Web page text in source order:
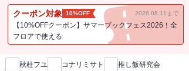
ー」そして「背徳の炭水化物パーティー」・・
い・・・・・・！」
クーポン対象 10%OFF 2026.08.11まで
【10%OFFクーポン】サマーブックフェス2026！全
フロアで使える
新刊通知
秋杜フユ コナリミサト 推し飯研究会